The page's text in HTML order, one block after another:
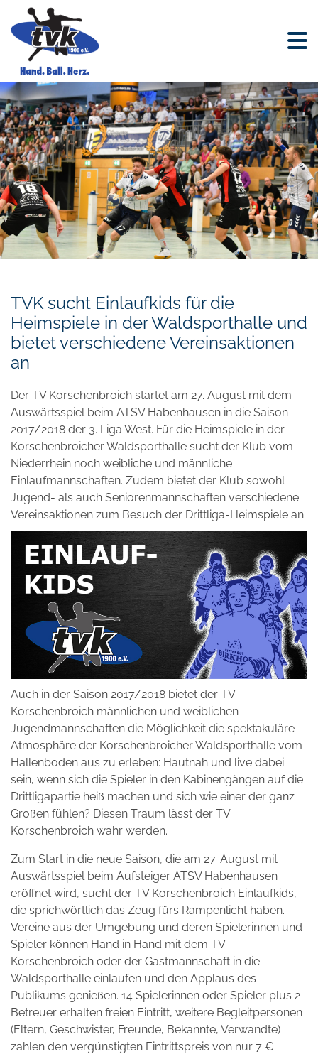
TVK sucht Einlaufkids für die
Heimspiele in der Waldsporthalle und
bietet verschiedene Vereinsaktionen
an
Der TV Korschenbroich startet am 27. August mit dem
Auswärtsspiel beim ATSV Habenhausen in die Saison
2017/2018 der 3. Liga West. Für die Heimspiele in der
Korschenbroicher Waldsporthalle sucht der Klub vom
Niederrhein noch weibliche und männliche
Einlaufmannschaften. Zudem bietet der Klub sowohl
Jugend- als auch Seniorenmannschaften verschiedene
Vereinsaktionen zum Besuch der Drittliga-Heimspiele an.
Auch in der Saison 2017/2018 bietet der TV
Korschenbroich männlichen und weiblichen
Jugendmannschaften die Möglichkeit die spektakuläre
Atmosphäre der Korschenbroicher Waldsporthalle vom
Hallenboden aus zu erleben: Hautnah und live dabei
sein, wenn sich die Spieler in den Kabinengängen auf die
Drittligapartie heiß machen und sich wie einer der ganz
Großen fühlen? Diesen Traum lässt der TV
Korschenbroich wahr werden.
Zum Start in die neue Saison, die am 27. August mit
Auswärtsspiel beim Aufsteiger ATSV Habenhausen
eröffnet wird, sucht der TV Korschenbroich Einlaufkids,
die sprichwörtlich das Zeug fürs Rampenlicht haben.
Vereine aus der Umgebung und deren Spielerinnen und
Spieler können Hand in Hand mit dem TV
Korschenbroich oder der Gastmannschaft in die
Waldsporthalle einlaufen und den Applaus des
Publikums genießen. 14 Spielerinnen oder Spieler plus 2
Betreuer erhalten freien Eintritt, weitere Begleitpersonen
(Eltern, Geschwister, Freunde, Bekannte, Verwandte)
zahlen den vergünstigten Eintrittspreis von nur 7 €.